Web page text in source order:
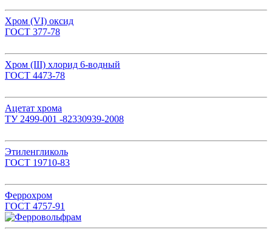
Хром (VI) оксид
ГОСТ 377-78
Хром (III) хлорид 6-водный
ГОСТ 4473-78
Ацетат хрома
ТУ 2499-001 -82330939-2008
Этиленгликоль
ГОСТ 19710-83
Феррохром
ГОСТ 4757-91